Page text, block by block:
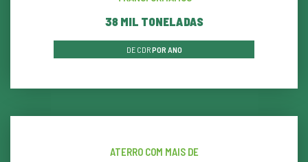
39 MIL TONELADAS
DE CDRPOR ANO
ATERRO COM MAIS DE